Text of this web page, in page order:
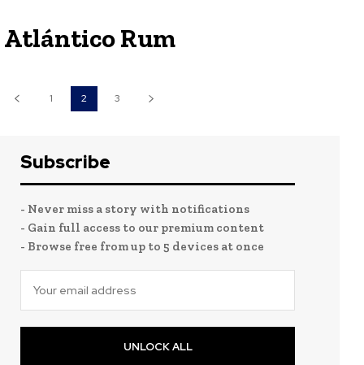
Atlántico Rum
1 2 3
Subscribe
- Never miss a story with notifications
- Gain full access to our premium content
- Browse free from up to 5 devices at once
UNLOCK ALL